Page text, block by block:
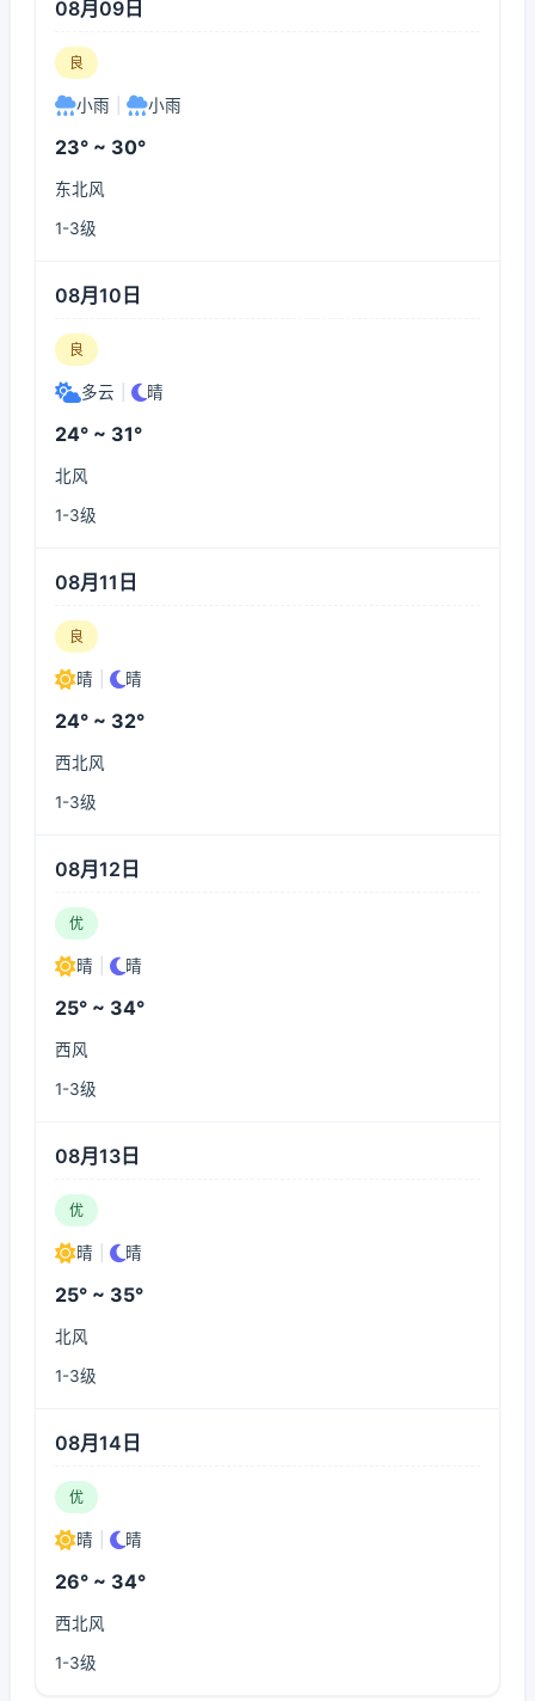
08月09日
良
小雨 小雨
23° ~ 30°
东北风
1-3级
08月10日
良
多云 晴
24° ~ 31°
北风
1-3级
08月11日
良
晴 晴
24° ~ 32°
西北风
1-3级
08月12日
优
晴 晴
25° ~ 34°
西风
1-3级
08月13日
优
晴 晴
25° ~ 35°
北风
1-3级
08月14日
优
晴 晴
26° ~ 34°
西北风
1-3级